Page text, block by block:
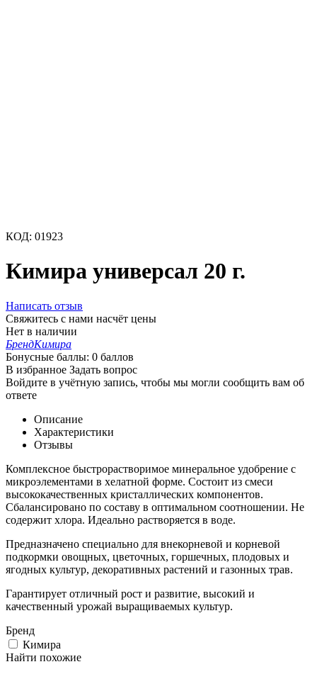
КОД: 01923
Кимира универсал 20 г.
Написать отзыв
Свяжитесь с нами насчёт цены
Нет в наличии
БрендКимира
Бонусные баллы: 0 баллов
В избранное Задать вопрос
Войдите в учётную запись, чтобы мы могли сообщить вам об
ответе
Описание
Характеристики
Отзывы
Комплексное быстрорастворимое минеральное удобрение с
микроэлементами в хелатной форме. Состоит из смеси
высококачественных кристаллических компонентов.
Сбалансировано по составу в оптимальном соотношении. Не
содержит хлора. Идеально растворяется в воде.
Предназначено специально для внекорневой и корневой
подкормки овощных, цветочных, горшечных, плодовых и
ягодных культур, декоративных растений и газонных трав.
Гарантирует отличный рост и развитие, высокий и
качественный урожай выращиваемых культур.
Бренд
Кимира
Найти похожие